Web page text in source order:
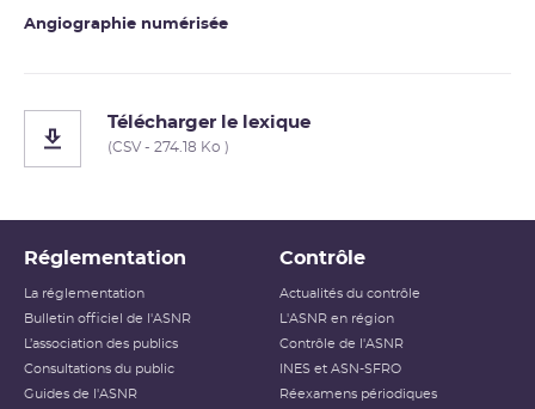
Angiographie numérisée
Télécharger le lexique
(CSV - 274.18 Ko )
Réglementation
La réglementation
Bulletin officiel de l'ASNR
L’association des publics
Consultations du public
Guides de l'ASNR
Contrôle
Actualités du contrôle
L'ASNR en région
Contrôle de l'ASNR
INES et ASN-SFRO
Réexamens périodiques